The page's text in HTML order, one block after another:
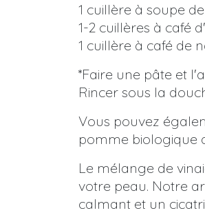
1 cuillère à soupe
1-2 cuillères à café
1 cuillère à café de
*Faire une pâte et
Rincer sous la
Vous pouvez
pomme biologique
Le mélange de
votre peau. Notre
calmant et un